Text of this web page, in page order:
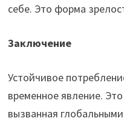
себе. Это форма
Заключение
Устойчивое
временное явление.
вызванная